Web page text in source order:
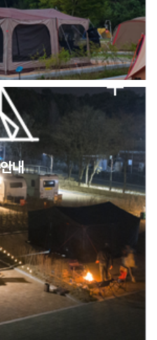
점 점검의 날 변경 안내
미운영 공지
점 점검의 날 변경 안내
미운영 공지
[6/1]전산시스템 점검 및 안정화에 따른 서비스 이용 제한 안내
내